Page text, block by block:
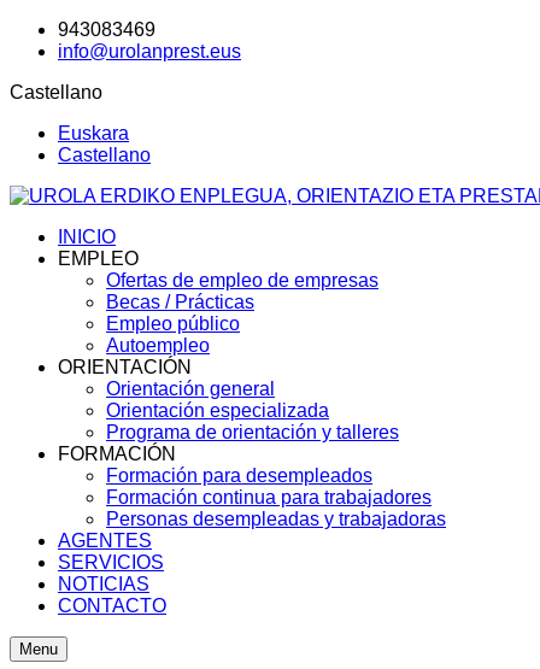
943083469
info@urolanprest.eus
Castellano
Euskara
Castellano
INICIO
EMPLEO
Ofertas de empleo de empresas
Becas / Prácticas
Empleo público
Autoempleo
ORIENTACIÓN
Orientación general
Orientación especializada
Programa de orientación y talleres
FORMACIÓN
Formación para desempleados
Formación continua para trabajadores
Personas desempleadas y trabajadoras
AGENTES
SERVICIOS
NOTICIAS
CONTACTO
Menu